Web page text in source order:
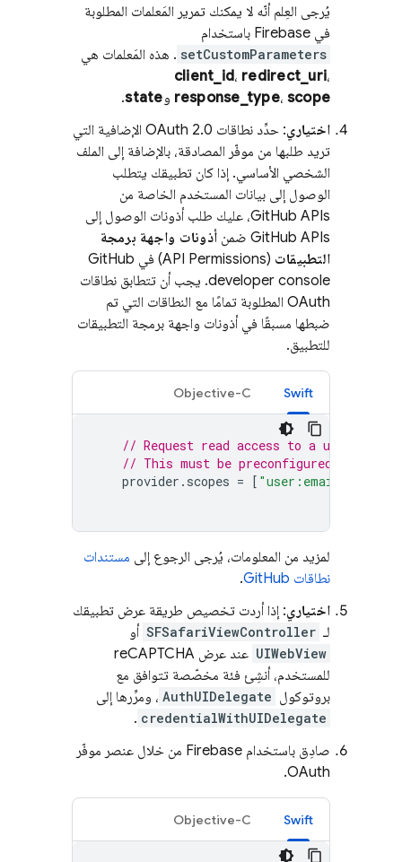
يُرجى العِلم أنّه لا يمكنك تمرير المَعلمات المطلوبة
في Firebase باستخدام
setCustomParameters . هذه المَعلمات هي
client_id، redirect_uri،
response_type، scope وstate
.
اختياري
: حدِّد نطاقات OAuth 2.0 الإضافية التي
تريد طلبها من موفّر المصادقة، بالإضافة إلى الملف
الشخصي الأساسي. إذا كان تطبيقك يتطلب
الوصول إلى بيانات المستخدم الخاصة من
GitHub APIs، عليك طلب أذونات الوصول إلى
GitHub APIs ضمن
أذونات واجهة برمجة
التطبيقات
(API Permissions) في GitHub
developer console. يجب أن تتطابق نطاقات
OAuth المطلوبة تمامًا مع النطاقات التي تم
ضبطها مسبقًا في أذونات واجهة برمجة التطبيقات
للتطبيق.
Swift
Objective-C
// Request read access to a user's
// This must be preconfigured in the
provider . scopes = [ "user:email"
لمزيد من المعلومات، يُرجى الرجوع إلى مستندات
نطاقات GitHub
.
اختياري: إذا أردت تخصيص طريقة عرض تطبيقك
لـ SFSafariViewController أو
UIWebView
عند عرض reCAPTCHA
للمستخدم، أنشِئ فئة مخصّصة تتوافق مع
بروتوكول AuthUIDelegate ، ومرِّرها إلى
credentialWithUIDelegate
.
صادِق باستخدام Firebase من خلال عنصر موفّر
OAuth.
Swift
Objective-C